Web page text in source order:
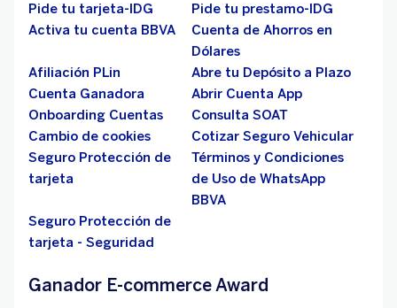
Pide tu tarjeta-IDG
Pide tu prestamo-IDG
Activa tu cuenta BBVA
Cuenta de Ahorros en
Dólares
Afiliación PLin
Abre tu Depósito a Plazo
Cuenta Ganadora
Abrir Cuenta App
Onboarding Cuentas
Consulta SOAT
Cambio de cookies
Cotizar Seguro Vehicular
Seguro Protección de
tarjeta
Términos y Condiciones
de Uso de WhatsApp
BBVA
Seguro Protección de
tarjeta - Seguridad
Ganador E-commerce Award